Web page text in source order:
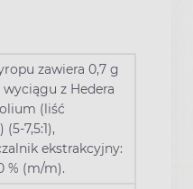
zawiera 0,7 g
z Hedera
(liść
7,5:1),
ekstrakcyjny:
% (m/m).